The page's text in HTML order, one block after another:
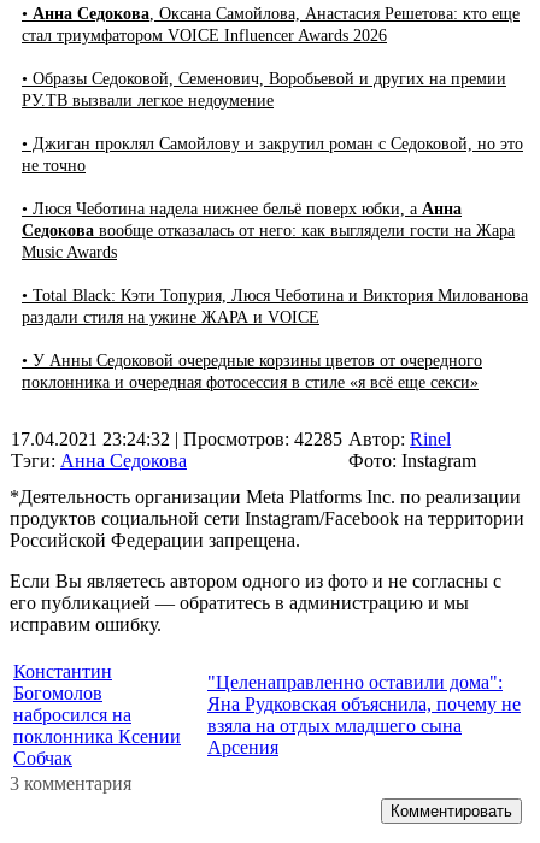
• Анна Седокова , Оксана Самойлова, Анастасия Решетова: кто еще
стал триумфатором VOICE Influencer Awards 2026
• Образы Седоковой, Семенович, Воробьевой и других на премии
РУ.ТВ вызвали легкое недоумение
• Джиган проклял Самойлову и закрутил роман с Седоковой, но это
не точно
• Люся Чеботина надела нижнее бельё поверх юбки, а Анна
Седокова вообще отказалась от него: как выглядели гости на Жара
Music Awards
• Total Black: Кэти Топурия, Люся Чеботина и Виктория Милованова
раздали стиля на ужине ЖАРА и VOICE
• У Анны Седоковой очередные корзины цветов от очередного
поклонника и очередная фотосессия в стиле «я всё еще секси»
17.04.2021 23:24:32 | Просмотров: 42285
Тэги: Анна Седокова
Автор: Rinel
Фото: Instagram
*Деятельность организации Meta Platforms Inc. по реализации
продуктов социальной сети Instagram/Facebook на территории
Российской Федерации запрещена.
Если Вы являетесь автором одного из фото и не согласны с
его публикацией — обратитесь в администрацию и мы
исправим ошибку.
Константин
Богомолов
набросился на
поклонника Ксении
Собчак
"Целенаправленно оставили дома":
Яна Рудковская объяснила, почему не
взяла на отдых младшего сына
Арсения
3 комментария
Комментировать